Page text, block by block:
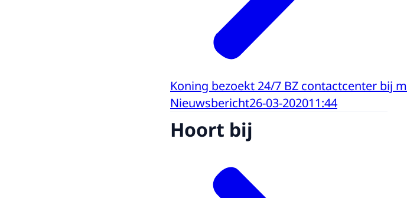
Koning bezoekt 24/7 BZ contactcenter bij
Nieuwsbericht26-03-202011:44
Hoort bij